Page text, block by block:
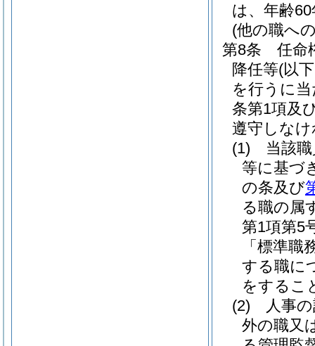
は、年齢
(他の職へ
第8条
任命
降任等(以
を行うに
条第1項及
遵守しな
(1)
当該
等に基づ
の条及び
る職の属
第1項第5
「標準職
する職に
をするこ
(2)
人事
外の職又